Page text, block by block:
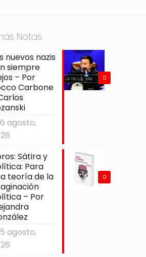
Notas
0
nuevos nazis
siempre
– Por
Carbone
6 agosto,
0
Sátira y
Para
teoría de la
– Por
5 agosto,